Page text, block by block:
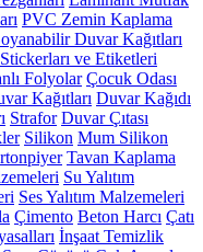
PVC Zemin Kaplama
Duvar Kağıtları
ve Etiketleri
Folyolar Çocuk Odası
Kağıtları Duvar Kağıdı
Strafor Duvar Çıtası
Silikon Mum Silikon
Tavan Kaplama
Su Yalıtım
Ses Yalıtım Malzemeleri
Çimento Beton Harcı Çatı
İnşaat Temizlik